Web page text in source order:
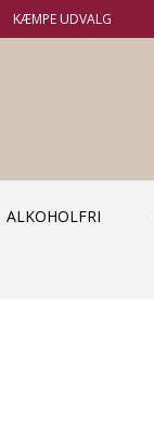
KÆMPE UDVALG
ALKOHOLFRI